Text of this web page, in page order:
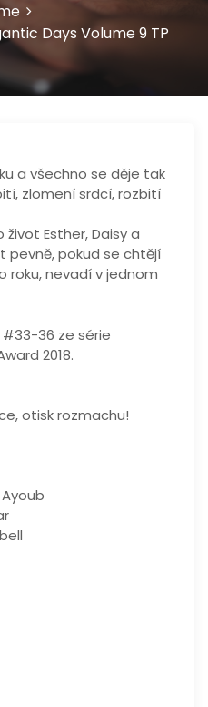
Days Volume 9 TP
a všechno se děje tak
zlomení srdcí, rozbití
Esther, Daisy a
pevně, pokud se chtějí
nevadí v jednom
36 ze série
2018.
otisk rozmachu!